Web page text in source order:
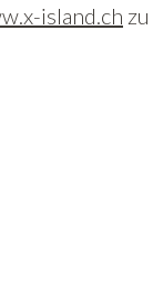
island.ch